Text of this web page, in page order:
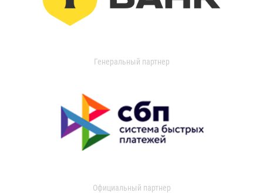
Генеральный партнер
Официальный партнер